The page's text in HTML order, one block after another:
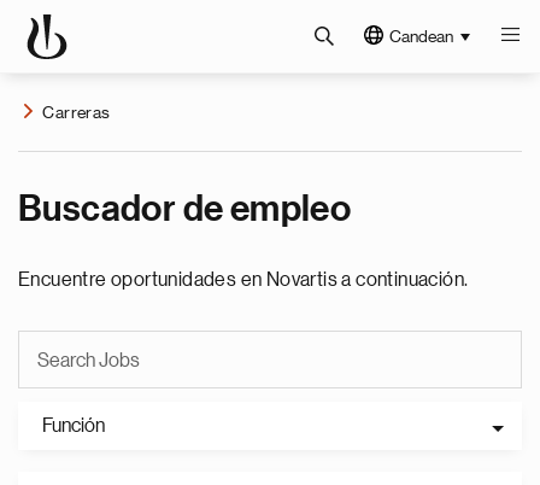
Candean
Carreras
Buscador de empleo
Encuentre oportunidades en Novartis a continuación.
Función